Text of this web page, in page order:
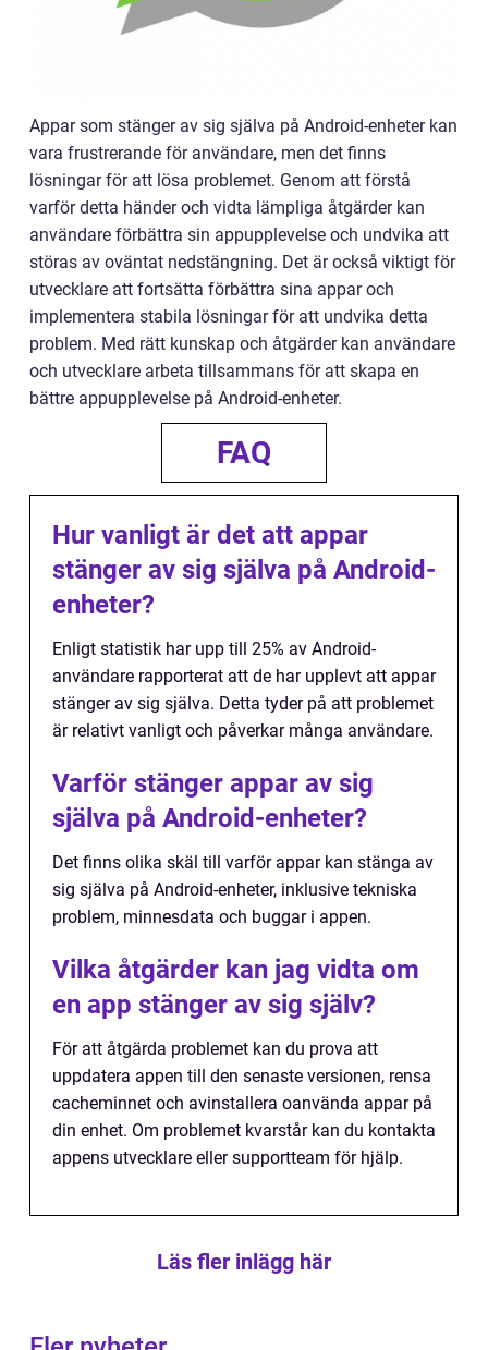
Appar som stänger av sig själva på Android-enheter kan
vara frustrerande för användare, men det finns
lösningar för att lösa problemet. Genom att förstå
varför detta händer och vidta lämpliga åtgärder kan
användare förbättra sin appupplevelse och undvika att
störas av oväntat nedstängning. Det är också viktigt för
utvecklare att fortsätta förbättra sina appar och
implementera stabila lösningar för att undvika detta
problem. Med rätt kunskap och åtgärder kan användare
och utvecklare arbeta tillsammans för att skapa en
bättre appupplevelse på Android-enheter.
FAQ
Hur vanligt är det att appar
stänger av sig själva på Android-
enheter?
Enligt statistik har upp till 25% av Android-
användare rapporterat att de har upplevt att appar
stänger av sig själva. Detta tyder på att problemet
är relativt vanligt och påverkar många användare.
Varför stänger appar av sig
själva på Android-enheter?
Det finns olika skäl till varför appar kan stänga av
sig själva på Android-enheter, inklusive tekniska
problem, minnesdata och buggar i appen.
Vilka åtgärder kan jag vidta om
en app stänger av sig själv?
För att åtgärda problemet kan du prova att
uppdatera appen till den senaste versionen, rensa
cacheminnet och avinstallera oanvända appar på
din enhet. Om problemet kvarstår kan du kontakta
appens utvecklare eller supportteam för hjälp.
Läs fler inlägg här